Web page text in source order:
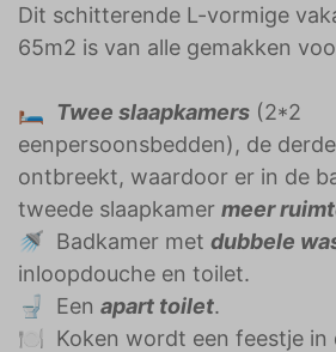
Dit schitterende L-vormige
65m2 is van alle gemakken
🛏️ Twee slaapkamers (2*2
eenpersoonsbedden), de
ontbreekt, waardoor er in de
tweede slaapkamer meer
🚿 Badkamer met dubbele
inloopdouche en toilet.
🚽 Een apart toilet.
🍽️ Koken wordt een feestje in